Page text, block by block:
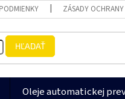
ZÁSADY OCHRANY
HĽADAŤ
Oleje automatickej